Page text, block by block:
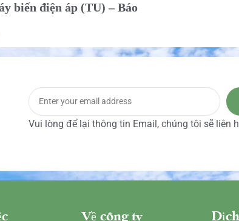
biến điện áp (TU) – Báo
Vui lòng để lại thông tin Email, chúng tôi sẽ liên
Về công ty